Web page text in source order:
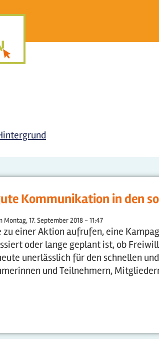
Kommunikation in den
Montag, 17. September 2018 - 11:47
zu einer Aktion aufrufen, eine
oder lange geplant ist, ob
unerlässlich für den schnellen
und Teilnehmern,